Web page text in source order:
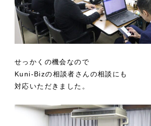
せっかくの機会なので
Kuni-Bizの相談者さんの相談にも
対応いただきました。